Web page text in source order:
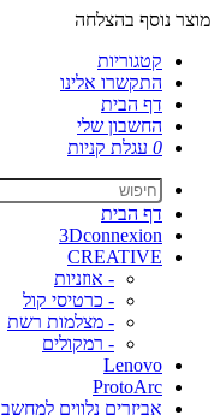
מוצר נוסף בהצלחה
קטגוריות
התקשרו אלינו
דף הבית
החשבון שלי
0 עגלת קניות
דף הבית
3Dconnexion
CREATIVE
- אוזניות
- כרטיסי קול
- מצלמות רשת
- רמקולים
Lenovo
ProtoArc
אביזרים נלווים למחשב